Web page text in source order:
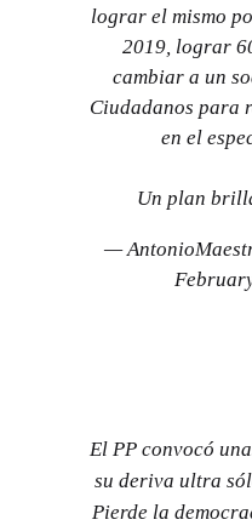
lograr el mismo
2019, lograr
cambiar a un
Ciudadanos para
en el
Un plan
—
El PP convocó
su deriva ultra
Pierde la